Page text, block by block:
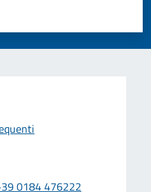
5
0184 476222